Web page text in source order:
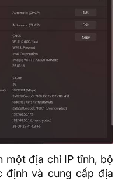
một địa chỉ IP tĩnh, bộ
định và cung cấp địa